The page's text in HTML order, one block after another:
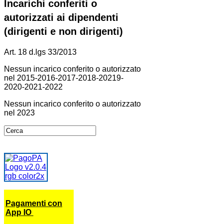
Incarichi conferiti o
autorizzati ai dipendenti
(dirigenti e non dirigenti)
Art. 18 d.lgs 33/2013
Nessun incarico conferito o autorizzato
nel 2015-2016-2017-2018-20219-
2020-2021-2022
Nessun incarico conferito o autorizzato
nel 2023
Pagamenti con
App IO